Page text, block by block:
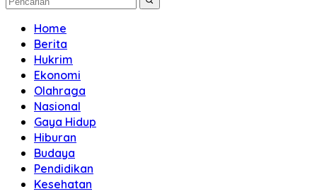
Home
Berita
Hukrim
Ekonomi
Olahraga
Nasional
Gaya Hidup
Hiburan
Budaya
Pendidikan
Kesehatan